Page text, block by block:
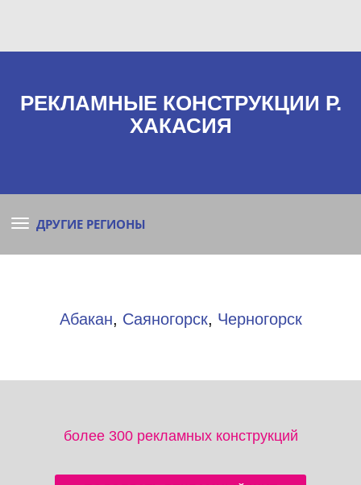
РЕКЛАМНЫЕ КОНСТРУКЦИИ Р.
ХАКАСИЯ
ДРУГИЕ РЕГИОНЫ
Абакан, Саяногорск, Черногорск
более 300 рекламных конструкций